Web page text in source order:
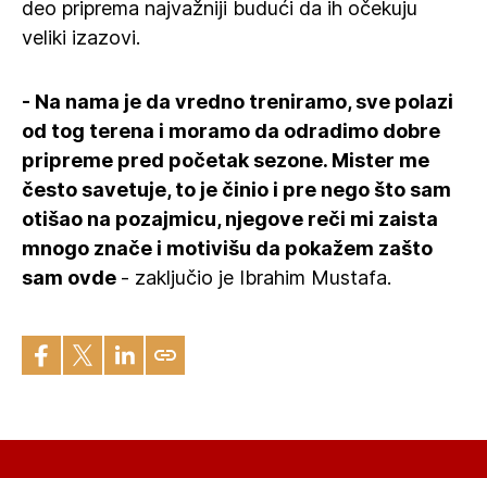
deo priprema najvažniji budući da ih očekuju
veliki izazovi.
- Na nama je da vredno treniramo, sve polazi
od tog terena i moramo da odradimo dobre
pripreme pred početak sezone. Mister me
često savetuje, to je činio i pre nego što sam
otišao na pozajmicu, njegove reči mi zaista
mnogo znače i motivišu da pokažem zašto
sam ovde - zaključio je Ibrahim Mustafa.